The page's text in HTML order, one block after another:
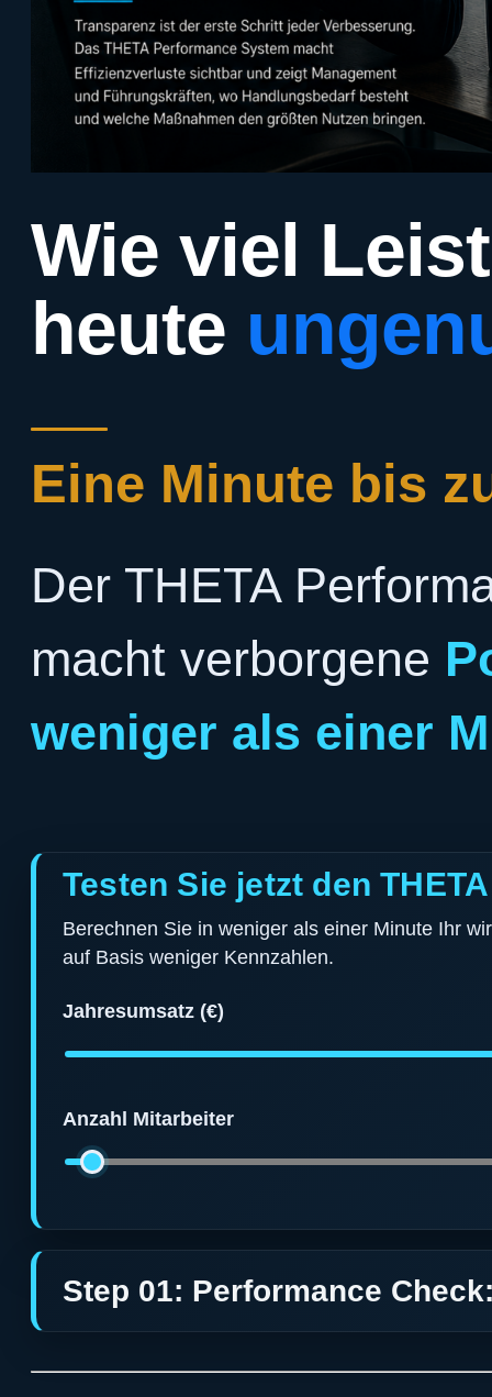
Wie viel
heute
Eine Minute bis
Der THETA
macht verborgene
weniger als einer
Testen Sie jetzt den
Berechnen Sie in weniger als einer Minute Ihr
auf Basis weniger Kennzahlen.
Jahresumsatz (€)
Anzahl Mitarbeiter
Step 01: Performance